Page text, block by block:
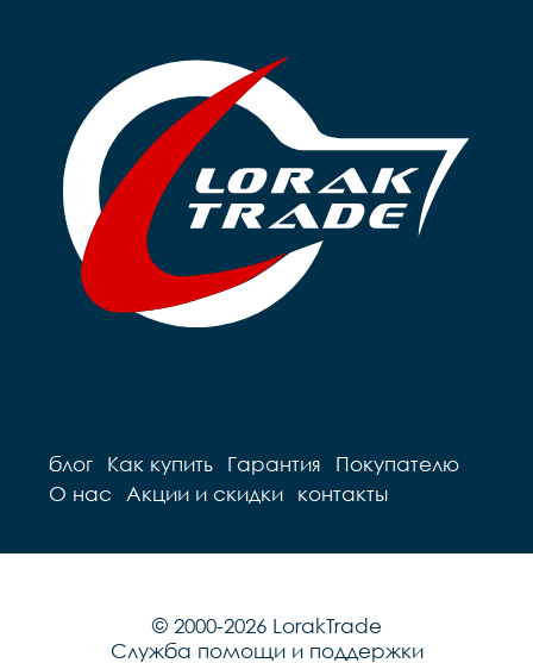
блог Как купить Гарантия
Покупателю
О нас
Акции и скидки контакты
© 2000-2026 LorakTrade
Служба помощи и поддержки